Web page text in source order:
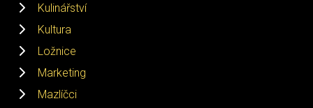
Kulinářství
Kultura
Ložnice
Marketing
Mazlíčci